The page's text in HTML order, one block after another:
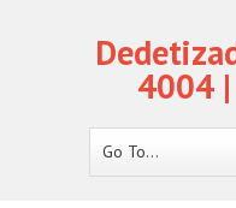
4004
Go To...